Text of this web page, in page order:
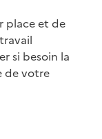
place et de
si besoin la
de votre